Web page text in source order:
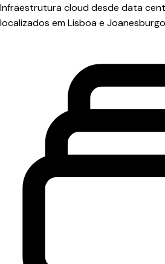
Infraestrutura cloud desde data
localizados em Lisboa e